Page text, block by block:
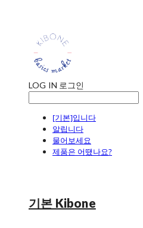
LOG IN 로그인
[기본]입니다
알립니다
물어보세요
제품은 어땠나요?
기본 Kibone